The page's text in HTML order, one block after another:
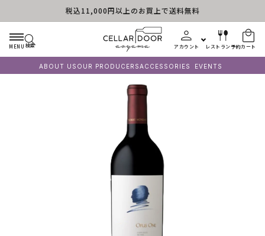
コンテンツに進む税込11,000円以上のお買上で送料無料
MENU 検索 アカウント レストラン予約カート
ABOUT US OUR PRODUCERSACCESSORIES EVENTS